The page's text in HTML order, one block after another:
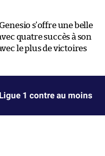
s’offre une belle
quatre succès à son
le plus de victoires
1 contre au moins